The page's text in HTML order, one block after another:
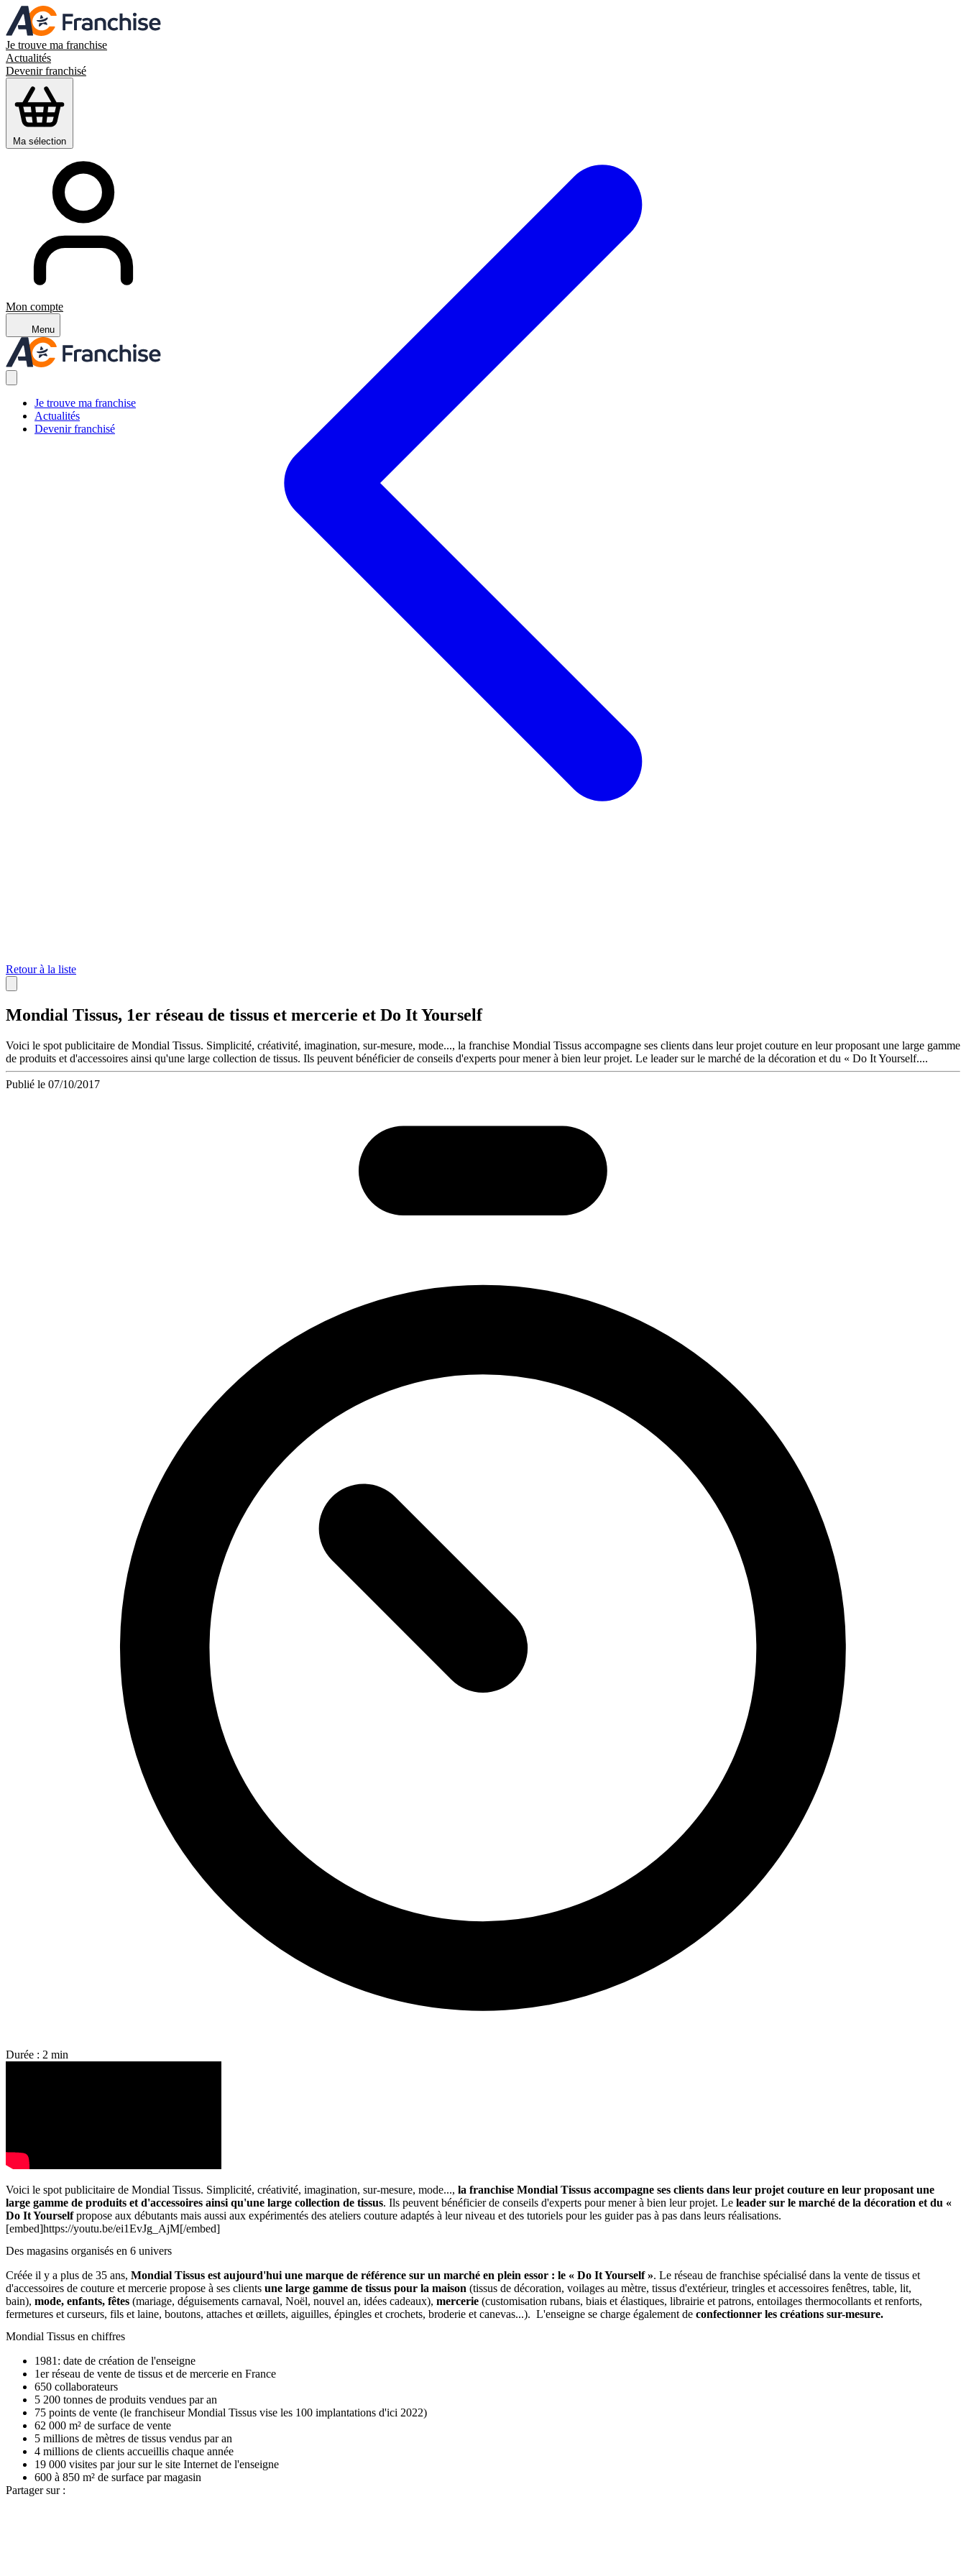
Je trouve ma franchise
Actualités
Devenir franchisé
Ma sélection
Mon compte
Menu
Je trouve ma franchise
Actualités
Devenir franchisé
Retour à la liste
Mondial Tissus, 1er réseau de tissus et mercerie et Do It Yourself
Voici le spot publicitaire de Mondial Tissus. Simplicité, créativité, imagination, sur-mesure, mode..., la franchise Mondial Tissus accompagne ses clients dans leur projet couture en leur proposant une large gamme
de produits et d'accessoires ainsi qu'une large collection de tissus. Ils peuvent bénéficier de conseils d'experts pour mener à bien leur projet. Le leader sur le marché de la décoration et du « Do It Yourself....
Publié le 07/10/2017
Durée : 2 min
Voici le spot publicitaire de Mondial Tissus. Simplicité, créativité, imagination, sur-mesure, mode..., la franchise Mondial Tissus accompagne ses clients dans leur projet couture en leur proposant une
large gamme de produits et d'accessoires ainsi qu'une large collection de tissus. Ils peuvent bénéficier de conseils d'experts pour mener à bien leur projet. Le leader sur le marché de la décoration et du «
Do It Yourselfpropose aux débutants mais aussi aux expérimentés des ateliers couture adaptés à leur niveau et des tutoriels pour les guider pas à pas dans leurs réalisations.
[embed]https://youtu.be/ei1EvJg_AjM[/embed]
Des magasins organisés en 6 univers
Créée il y a plus de 35 ans, Mondial Tissus est aujourd'hui une marque de référence sur un marché en plein essor : le « Do It Yourself ». Le réseau de franchise spécialisé dans la vente de tissus et
d'accessoires de couture et mercerie propose à ses clients une large gamme de tissus pour la maison (tissus de décoration, voilages au mètre, tissus d'extérieur, tringles et accessoires fenêtres, table, lit,
bain), mode, enfants, fêtes (mariage, déguisements carnaval, Noël, nouvel an, idées cadeaux), mercerie (customisation rubans, biais et élastiques, librairie et patrons, entoilages thermocollants et renforts,
fermetures et curseurs, fils et laine, boutons, attaches et œillets, aiguilles, épingles et crochets, broderie et canevas...). L'enseigne se charge également de confectionner les créations sur-mesure.
Mondial Tissus en chiffres
1981: date de création de l'enseigne
1er réseau de vente de tissus et de mercerie en France
650 collaborateurs
5 200 tonnes de produits vendues par an
75 points de vente (le franchiseur Mondial Tissus vise les 100 implantations d'ici 2022)
62 000 m² de surface de vente
5 millions de mètres de tissus vendus par an
4 millions de clients accueillis chaque année
19 000 visites par jour sur le site Internet de l'enseigne
600 à 850 m² de surface par magasin
Partager sur :